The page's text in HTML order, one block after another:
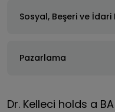
Dr. Kelleci holds a
Sosyal, Beşeri ve İdari
Pazarlama